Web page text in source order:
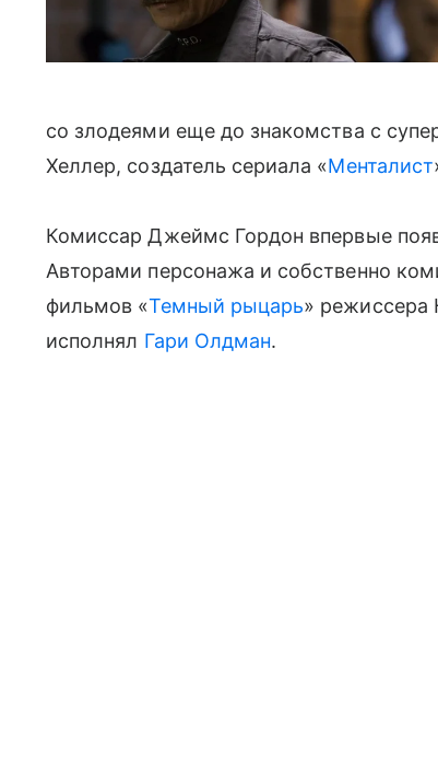
со злодеями еще до знакомства с
Хеллер, создатель сериала «Менталист
Комиссар Джеймс Гордон впервые
Авторами персонажа и собственно
фильмов «Темный рыцарь» режиссера
исполнял Гари Олдман.